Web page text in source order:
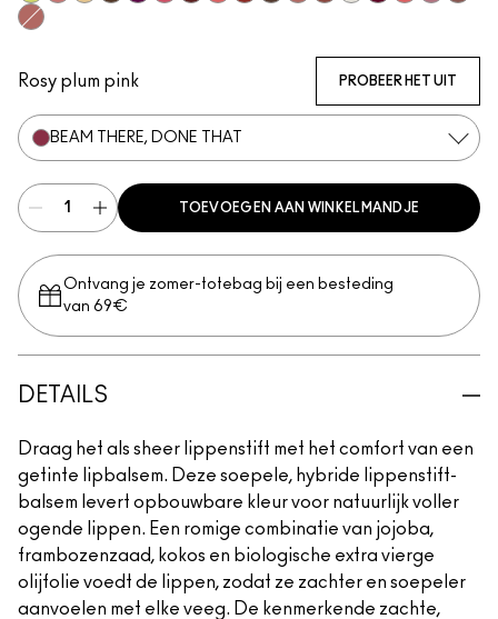
Lil Squirt
$ellout
Rosy plum pink PROBEER HET UIT
BEAM THERE, DONE THAT
TOEVOEGEN AAN WINKELMANDJE
Ontvang je zomer-totebag bij een besteding
van 69€
DETAILS
Draag het als sheer lippenstift met het comfort van een
getinte lipbalsem. Deze soepele, hybride lippenstift-
balsem levert opbouwbare kleur voor natuurlijk voller
ogende lippen. Een romige combinatie van jojoba,
frambozenzaad, kokos en biologische extra vierge
olijfolie voedt de lippen, zodat ze zachter en soepeler
aanvoelen met elke veeg. De kenmerkende zachte,